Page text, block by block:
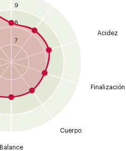
9
8
7
Acidez
Finalización
Cuerpo
Balance